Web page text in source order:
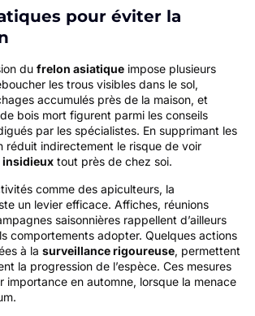
pour éviter la
du frelon asiatique impose plusieurs
les trous visibles dans le sol,
accumulés près de la maison, et
bois mort figurent parmi les conseils
par les spécialistes. En supprimant les
réduit indirectement le risque de voir
insidieux tout près de chez soi.
comme des apiculteurs, la
un levier efficace. Affiches, réunions
saisonnières rappellent d’ailleurs
comportements adopter. Quelques actions
à la surveillance rigoureuse, permettent
la progression de l’espèce. Ces mesures
importance en automne, lorsque la menace